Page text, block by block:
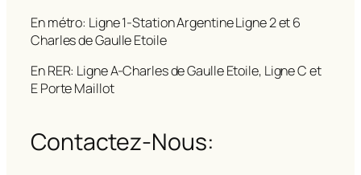
En métro: Ligne 1-Station Argentine Ligne 2 et 6
Charles de Gaulle Etoile
En RER: Ligne A-Charles de Gaulle Etoile, Ligne C et
E Porte Maillot
Contactez-Nous: